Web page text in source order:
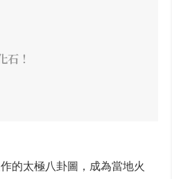
石！
的太極八卦圖，成為當地火